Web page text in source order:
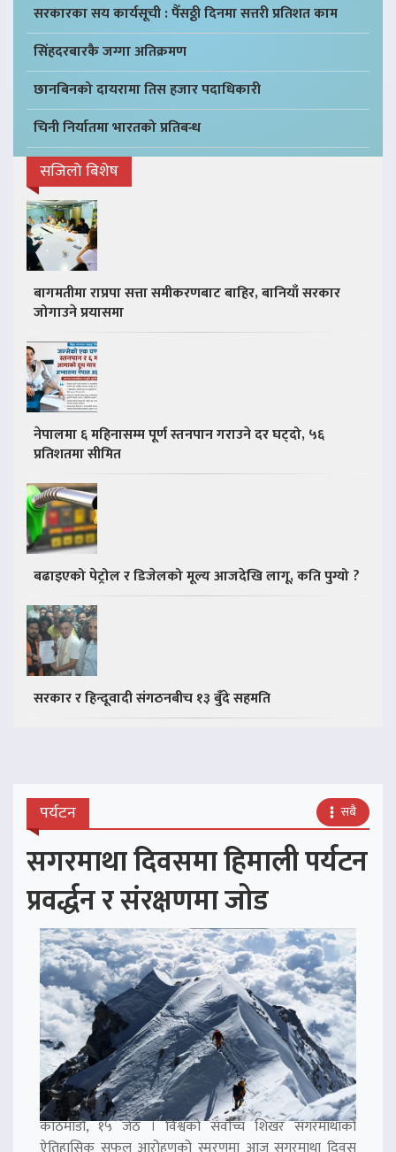
सरकारका सय कार्यसूची : पैँसठ्ठी दिनमा सत्तरी प्रतिशत काम
सिंहदरबारकै जग्गा अतिक्रमण
छानबिनको दायरामा तिस हजार पदाधिकारी
चिनी निर्यातमा भारतको प्रतिबन्ध
सजिलो बिशेष
बागमतीमा राप्रपा सत्ता समीकरणबाट बाहिर, बानियाँ सरकार
जोगाउने प्रयासमा
नेपालमा ६ महिनासम्म पूर्ण स्तनपान गराउने दर घट्दो, ५६
प्रतिशतमा सीमित
बढाइएको पेट्रोल र डिजेलको मूल्य आजदेखि लागू, कति पुग्यो ?
सरकार र हिन्दूवादी संगठनबीच १३ बुँदे सहमति
पर्यटन सबै
सगरमाथा दिवसमा हिमाली पर्यटन
प्रवर्द्धन र संरक्षणमा जोड
काठमाडौं, १५ जेठ । विश्वको सर्वोच्च शिखर सगरमाथाको